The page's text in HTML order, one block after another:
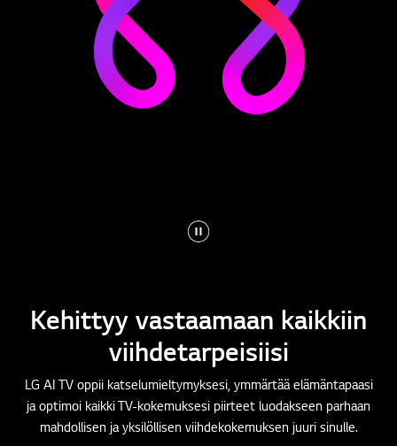
Kehittyy vastaamaan kaikkiin
viihdetarpeisiisi
LG AI TV oppii katselumieltymyksesi, ymmärtää elämäntapaasi
ja optimoi kaikki TV-kokemuksesi piirteet luodakseen parhaan
mahdollisen ja yksilöllisen viihdekokemuksen juuri sinulle.